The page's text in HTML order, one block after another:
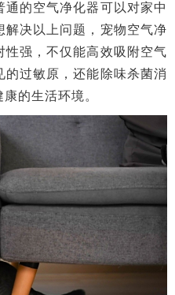
的空气净化器可以对家中
解决以上问题，宠物空气净
强，不仅能高效吸附空气
过敏原，还能除味杀菌消
的生活环境。